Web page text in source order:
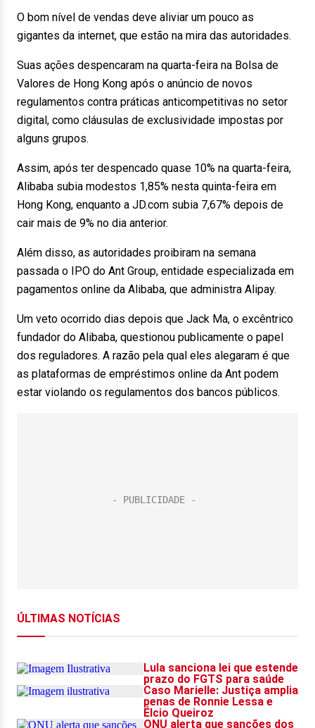
O bom nível de vendas deve aliviar um pouco as
gigantes da internet, que estão na mira das autoridades.
Suas ações despencaram na quarta-feira na Bolsa de
Valores de Hong Kong após o anúncio de novos
regulamentos contra práticas anticompetitivas no setor
digital, como cláusulas de exclusividade impostas por
alguns grupos.
Assim, após ter despencado quase 10% na quarta-feira,
Alibaba subia modestos 1,85% nesta quinta-feira em
Hong Kong, enquanto a JD.com subia 7,67% depois de
cair mais de 9% no dia anterior.
Além disso, as autoridades proibiram na semana
passada o IPO do Ant Group, entidade especializada em
pagamentos online da Alibaba, que administra Alipay.
Um veto ocorrido dias depois que Jack Ma, o excêntrico
fundador do Alibaba, questionou publicamente o papel
dos reguladores. A razão pela qual eles alegaram é que
as plataformas de empréstimos online da Ant podem
estar violando os regulamentos dos bancos públicos.